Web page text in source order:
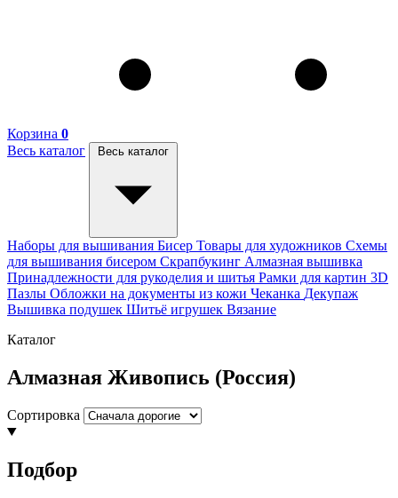
Корзина 0
Весь каталог
Весь каталог
Наборы для вышивания Бисер Товары для художников Схемы
для вышивания бисером Скрапбукинг Алмазная вышивка
Принадлежности для рукоделия и шитья Рамки для картин 3D
Пазлы Обложки на документы из кожи Чеканка Декупаж
Вышивка подушек Шитьё игрушек Вязание
Каталог
Алмазная Живопись (Россия)
Сортировка
Подбор